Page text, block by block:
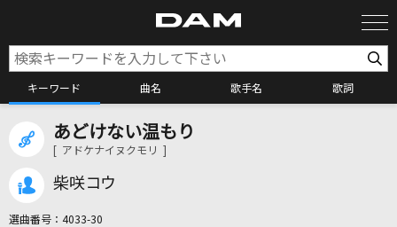
キーワード 曲名 歌手名 歌詞
カラオケ検索
あどけない温もり
[ アドケナイヌクモリ ]
柴咲コウ
選曲番号： 4033-30